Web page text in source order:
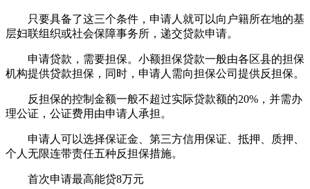
只要具备了这三个条件，申请人就可以向户籍所在地的基
层妇联组织或社会保障事务所，递交贷款申请。
申请贷款，需要担保。小额担保贷款一般由各区县的担保
机构提供贷款担保，同时，申请人需向担保公司提供反担保。
反担保的控制金额一般不超过实际贷款额的20%，并需办
理公证，公证费用由申请人承担。
申请人可以选择保证金、第三方信用保证、抵押、质押、
个人无限连带责任五种反担保措施。
首次申请最高能贷8万元